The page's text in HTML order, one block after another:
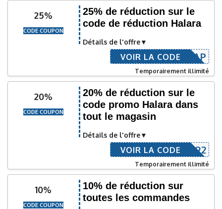
25%
CODE COUPON
25% de réduction sur le
code de réduction Halara
Détails de l'offre
MARIAP
VOIR LA CODE
Temporairement illimité
20%
CODE COUPON
20% de réduction sur le
code promo Halara dans
tout le magasin
Détails de l'offre
MN92
VOIR LA CODE
Temporairement illimité
10%
CODE COUPON
10% de réduction sur
toutes les commandes